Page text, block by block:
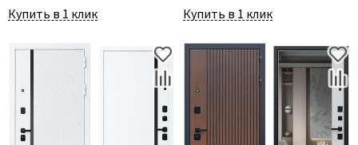
Купить в 1 клик Купить в 1 клик